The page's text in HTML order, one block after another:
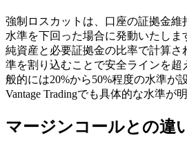
強制ロスカットは、口座の証拠金維
水準を下回った場合に発動いたしま
純資産と必要証拠金の比率で計算さ
準を割り込むことで安全ラインを超
般的には20%から50%程度の水準が
Vantage Tradingでも具体的な水準が
マージンコールとの違